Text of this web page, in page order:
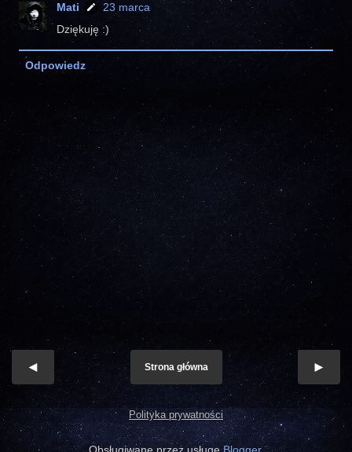
Mati
23 marca
Dziękuję :)
Odpowiedz
Strona główna
Polityka prywatności
Obsługiwane przez usługęBlogger.